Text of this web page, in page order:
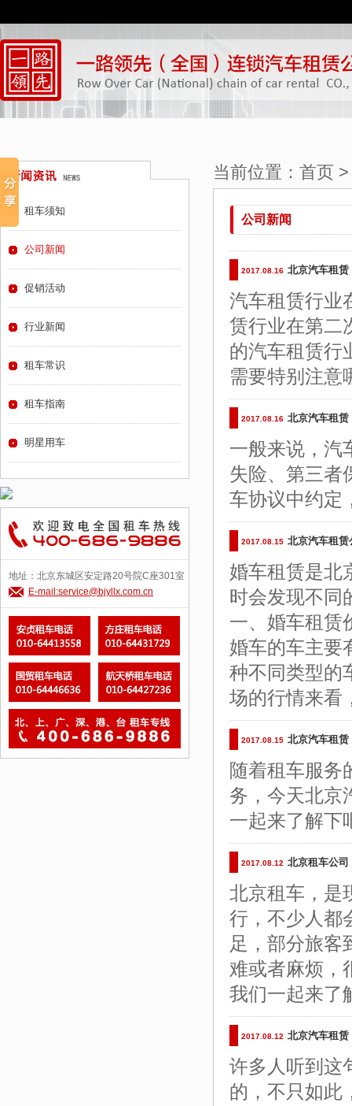
当前位置： 首页
公司新闻
2017.08.16 北京汽车租
汽车租赁行业
赁行业在第二
的汽车租赁行
需要特别注意
2017.08.16 北京汽车租
一般来说，汽
失险、第三者
车协议中约定
2017.08.15 北京汽车租
婚车租赁是北
时会发现不同
一、婚车租赁
婚车的车主要
种不同类型的
场的行情来看
2017.08.15 北京汽车租
随着租车服务
务，今天北京
一起来了解下
2017.08.12 北京租车公
北京租车，是
行，不少人都
足，部分旅客
难或者麻烦，
我们一起来了
2017.08.12 北京汽车租
许多人听到这
的，不只如此
租车须知
公司新闻
促销活动
行业新闻
租车常识
租车指南
明星用车
地址：北京东城区安定路20号院C座301室
E-mail:service@bjyllx.com.cn